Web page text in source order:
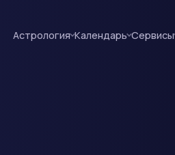
Астрология Календарь Сервисы